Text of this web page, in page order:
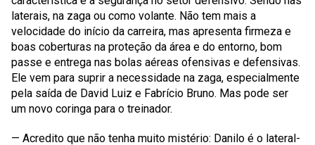
laterais, na zaga ou como volante. Não tem mais a
velocidade do início da carreira, mas apresenta firmeza e
boas coberturas na proteção da área e do entorno, bom
passe e entrega nas bolas aéreas ofensivas e defensivas.
Ele vem para suprir a necessidade na zaga, especialmente
pela saída de David Luiz e Fabrício Bruno. Mas pode ser
um novo coringa para o treinador.
— Acredito que não tenha muito mistério: Danilo é o lateral-